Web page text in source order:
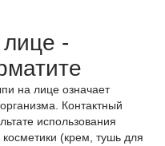
-
на лице означает
Контактный
использования
(крем, тушь для